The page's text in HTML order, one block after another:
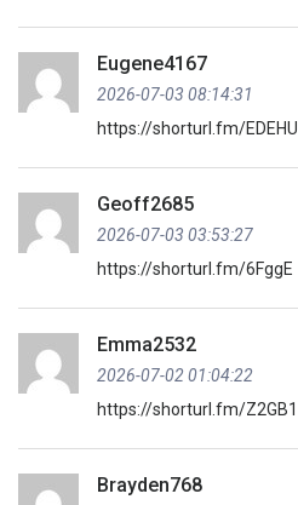
Eugene4167
2026-07-03 08:14:31
https://shorturl.fm/EDEHU
Geoff2685
2026-07-03 03:53:27
https://shorturl.fm/6FggE
Emma2532
2026-07-02 01:04:22
https://shorturl.fm/Z2GB1
Brayden768